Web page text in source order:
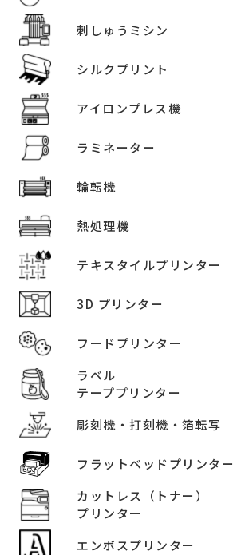
刺しゅうミシン
シルクプリント
アイロンプレス機
ラミネーター
輪転機
熱処理機
テキスタイルプリンター
3D プリンター
フードプリンター
ラベル
テーププリンター
彫刻機・打刻機・箔転写
フラットベッドプリンター
カットレス（トナー）
プリンター
エンボスプリンター